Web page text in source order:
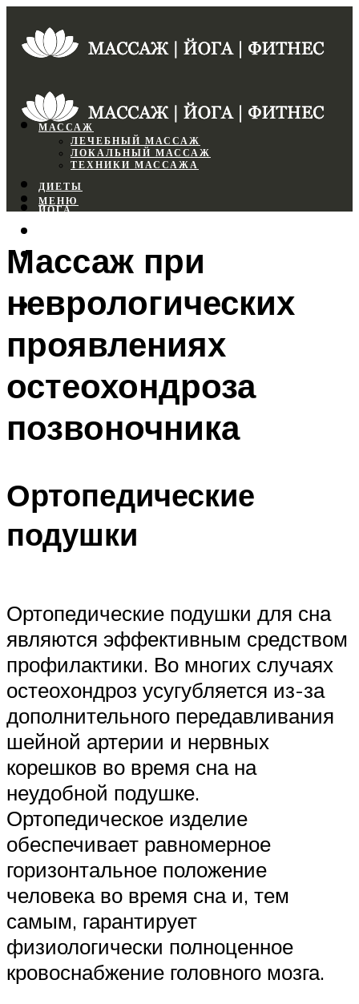
МАССАЖ
ЛЕЧЕБНЫЙ МАССАЖ
ЛОКАЛЬНЫЙ МАССАЖ
ТЕХНИКИ МАССАЖА
ДИЕТЫ
ЙОГА
ФИТНЕС
МЕНЮ
МЕНЮ
Массаж при
неврологических
проявлениях
остеохондроза
позвоночника
Ортопедические
подушки
Ортопедические подушки для сна
являются эффективным средством
профилактики. Во многих случаях
остеохондроз усугубляется из-за
дополнительного передавливания
шейной артерии и нервных
корешков во время сна на
неудобной подушке.
Ортопедическое изделие
обеспечивает равномерное
горизонтальное положение
человека во время сна и, тем
самым, гарантирует
физиологически полноценное
кровоснабжение головного мозга.